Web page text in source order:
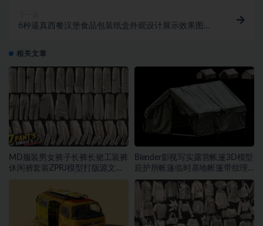
6种逼真西餐汉堡食品包装纸盒外观设计展示效果图
相关文章
MD服装男女裤子长裤长裙工装裤
休闲裤套装ZPRJ模型打版源文件
Blender影视写实露营帐篷3D模型
庇护所帐篷临时基地帐篷带纹理
贴图